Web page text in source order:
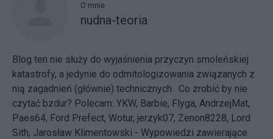
O mnie
nudna-teoria
Blog ten nie służy do wyjaśnienia przyczyn smoleńskiej
katastrofy, a jedynie do odmitologizowania związanych z
nią zagadnień (głównie) technicznych. Co zrobić by nie
czytać bzdur? Polecam: YKW, Barbie, Flyga, AndrzejMat,
Paes64, Ford Prefect, Wotur, jerzyk07, Zenon8228, Lord
Sith, Jarosław Klimentowski - Wypowiedzi zawierające